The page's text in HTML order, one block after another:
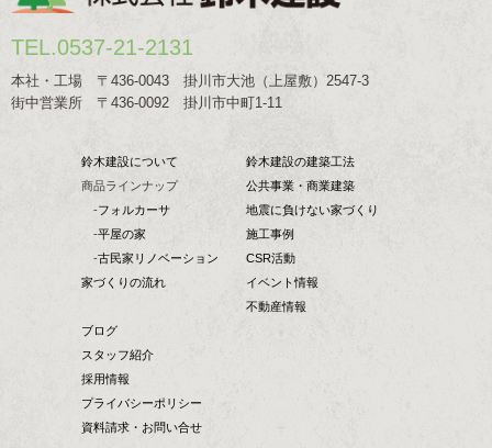
TEL.0537-21-2131
本社・工場 〒436-0043 掛川市大池（上屋敷）2547-3
街中営業所 〒436-0092 掛川市中町1-11
鈴木建設について
商品ラインナップ
-フォルカーサ
-平屋の家
-古民家リノベーション
家づくりの流れ
鈴木建設の建築工法
公共事業・商業建築
地震に負けない家づくり
施工事例
CSR活動
イベント情報
不動産情報
ブログ
スタッフ紹介
採用情報
プライバシーポリシー
資料請求・お問い合せ